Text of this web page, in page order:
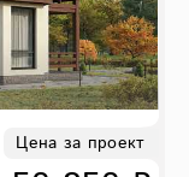
Цена за проект